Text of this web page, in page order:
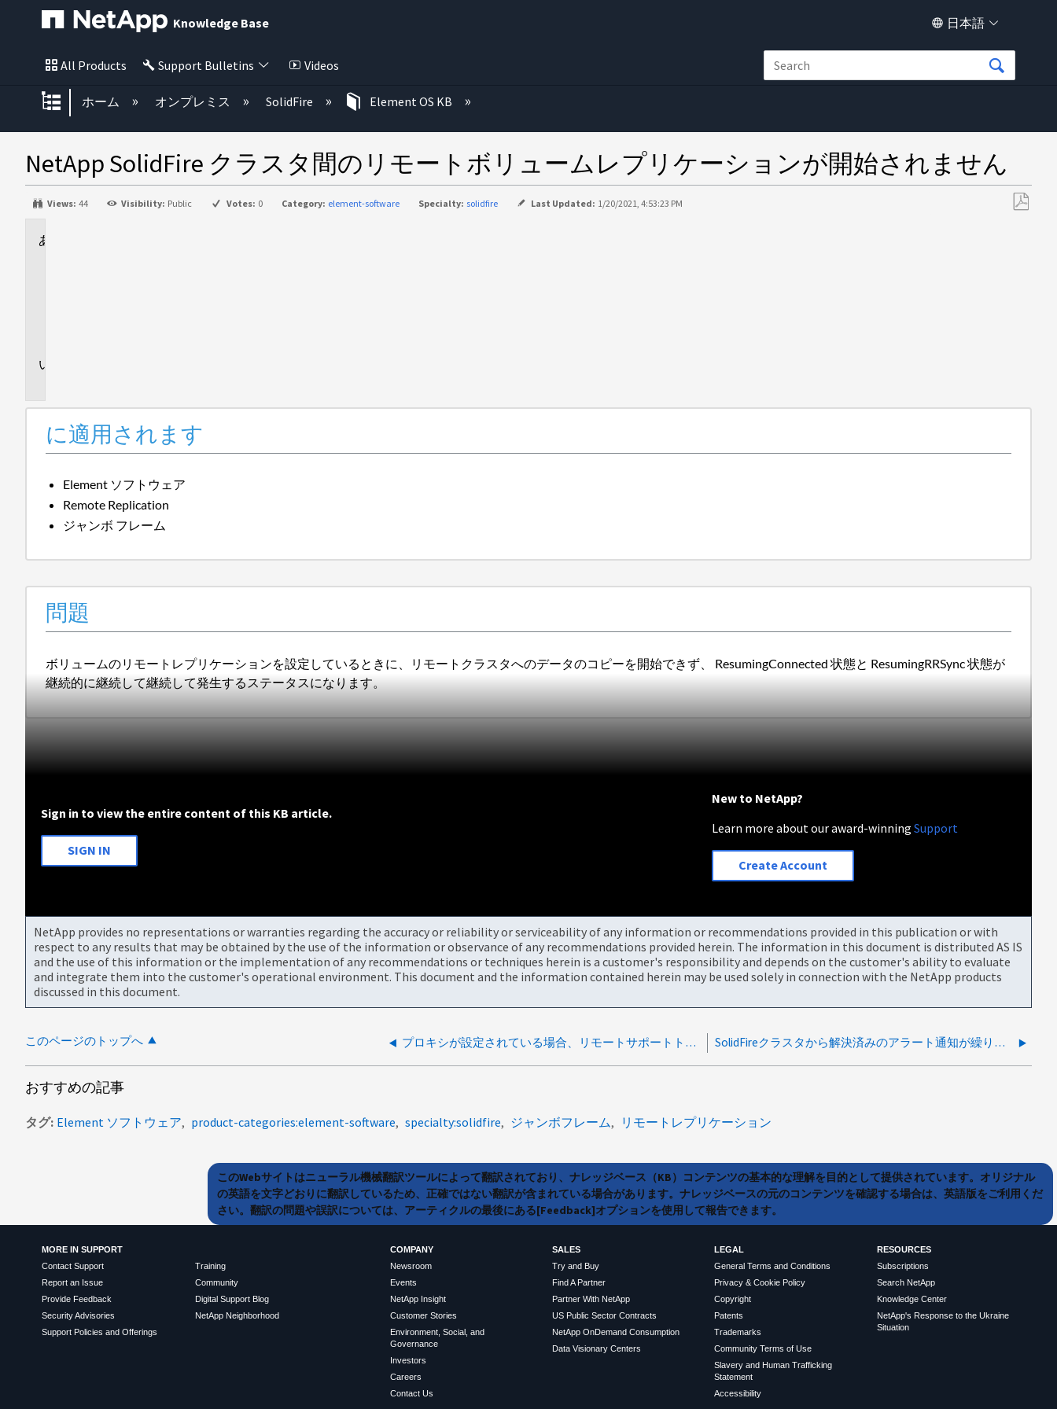
Knowledge Base 日本語
All Products Support Bulletins Videos
グローバル階層を展開/折りたたむ
ホーム オンプレミス SolidFire Element OS KB
NetApp SolidFire クラスタ間のリモートボリュームレプリケーションが開始されません
Views: 44 Visibility: Public Votes: 0 Category: element-software Specialty: solidfire Last Updated: 1/20/2021, 4:53:23 PM
に適用されます
Element ソフトウェア
Remote Replication
ジャンボ フレーム
問題
ボリュームのリモートレプリケーションを設定 しているときに、リモートクラスタへのデータのコピーを開始できず、 ResumingConnected 状態と ResumingRRSync 状態が
継続的に継続して継続して発生するステータスになります。
Sign in to view the entire content of this KB article.
SIGN IN
New to NetApp?
Learn more about our award-winningSupport
Create Account
NetApp provides no representations or warranties regarding the accuracy or reliability or serviceability of any information or recommendations provided in this publication or with
respect to any results that may be obtained by the use of the information or observance of any recommendations provided herein. The information in this document is distributed AS IS
and the use of this information or the implementation of any recommendations or techniques herein is a customer's responsibility and depends on the customer's ability to evaluate
and integrate them into the customer's operational environment. This document and the information contained herein may be used solely in connection with the NetApp products
discussed in this document.
このページのトップへ プロキシが設定されている場合、リモートサポートトンネルコマンドが失敗する SolidFireクラスタから解決済みのアラート通知が繰り返される
おすすめの記事
タグ Element ソフトウェア product-categories:element-software specialty:solidfire ジャンボフレーム リモートレプリケーション
このWebサイトはニューラル機械翻訳ツールによって翻訳されており、ナレッジベース（KB）コンテンツの基本的な理解を目的として提供されています。オリジナル
の英語を文字どおりに翻訳しているため、正確ではない翻訳が含まれている場合があります。ナレッジベースの元のコンテンツを確認する場合は、英語版をご利用くだ
さい。翻訳の問題や誤訳については、アーティクルの最後にある[Feedback]オプションを使用して報告できます。
MORE IN SUPPORT
Contact Support
Report an Issue
Provide Feedback
Security Advisories
Support Policies and Offerings
Training
Community
Digital Support Blog
NetApp Neighborhood
COMPANY
Newsroom
Events
NetApp Insight
Customer Stories
Environment, Social, and
Governance
Investors
Careers
Contact Us
SALES
Try and Buy
Find A Partner
Partner With NetApp
US Public Sector Contracts
NetApp OnDemand Consumption
Data Visionary Centers
LEGAL
General Terms and Conditions
Privacy & Cookie Policy
Copyright
Patents
Trademarks
Community Terms of Use
Slavery and Human Trafficking
Statement
Accessibility
RESOURCES
Subscriptions
Search NetApp
Knowledge Center
NetApp's Response to the Ukraine
Situation